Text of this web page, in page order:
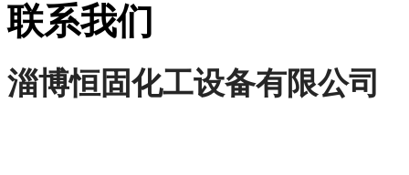
联系我们
淄博恒固化工设备有限公司